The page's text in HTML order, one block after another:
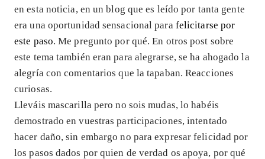
en esta noticia, en un blog que es leído por tanta gente
era una oportunidad sensacional para felicitarse por
este paso. Me pregunto por qué. En otros post sobre
este tema también eran para alegrarse, se ha ahogado la
alegría con comentarios que la tapaban. Reacciones
curiosas.
Lleváis mascarilla pero no sois mudas, lo habéis
demostrado en vuestras participaciones, intentado
hacer daño, sin embargo no para expresar felicidad por
los pasos dados por quien de verdad os apoya, por qué